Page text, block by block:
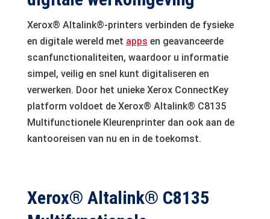
Xerox® Altalink®-printers verbinden de fysieke
en digitale wereld met apps en geavanceerde
scanfunctionaliteiten, waardoor u informatie
simpel, veilig en snel kunt digitaliseren en
verwerken. Door het unieke Xerox ConnectKey
platform voldoet de Xerox® Altalink® C8135
Multifunctionele Kleurenprinter dan ook aan de
kantooreisen van nu en in de toekomst.
Xerox® Altalink® C8135